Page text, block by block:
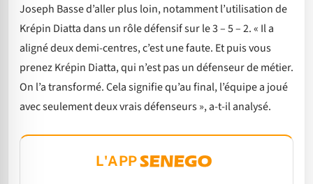
Joseph Basse d’aller plus loin, notamment l’utilisation de
Krépin Diatta dans un rôle défensif sur le 3 – 5 – 2. « Il a
aligné deux demi-centres, c’est une faute. Et puis vous
prenez Krépin Diatta, qui n’est pas un défenseur de métier.
On l’a transformé. Cela signifie qu’au final, l’équipe a joué
avec seulement deux vrais défenseurs », a-t-il analysé.
L'APP